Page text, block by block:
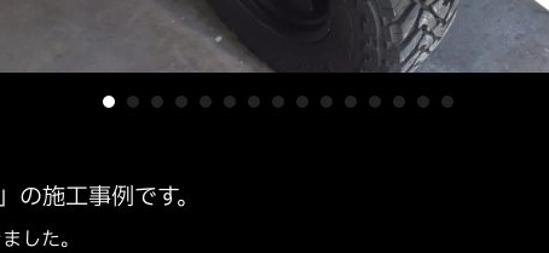
の施工事例です。
した。